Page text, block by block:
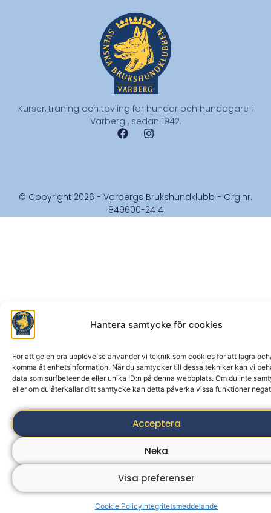
Hantera samtycke för cookies
För att ge en bra upplevelse använder vi teknik som cookies för att lagra
komma åt enhetsinformation. När du samtycker till dessa tekniker kan vi
data som surfbeteende eller unika ID:n på denna webbplats. Om du inte
eller om du återkallar ditt samtycke kan detta påverka vissa funktioner
Acceptera
Neka
Visa preferenser
Cookie PolicyIntegritetsmeddelande
Kurser, träning och tävling för hundar och hundägare i
Varberg , sedan 1942.
© Copyright 2026 - Varbergs Brukshundklubb - Org.nr.
849600-2414